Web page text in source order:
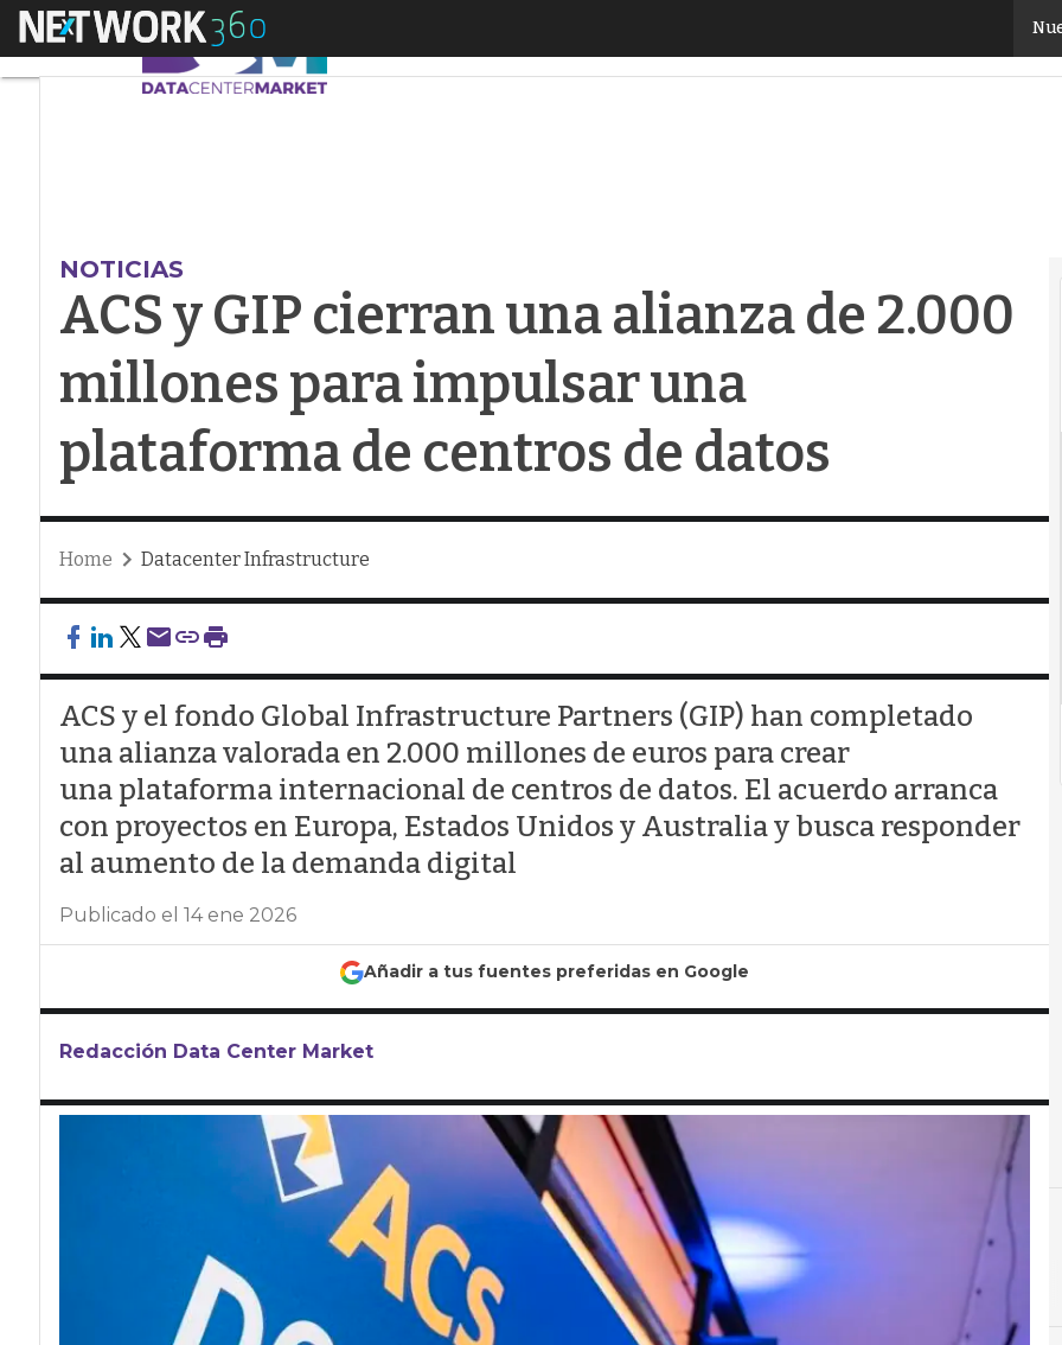
Menú ACS y GIP cierran una alianza de 2.000 millones para impulsar una
NOTICIAS
ACS y GIP cierran una alianza de 2.000
millones para impulsar una
plataforma de centros de datos
Home Datacenter Infrastructure
ACS y el fondo Global Infrastructure Partners (GIP) han completado
una alianza valorada en 2.000 millones de euros para crear
una plataforma internacional de centros de datos. El acuerdo arranca
con proyectos en Europa, Estados Unidos y Australia y busca responder
al aumento de la demanda digital
Publicado el 14 ene 2026
Añadir a tus fuentes preferidas en Google
Redacción Data Center Market
Aplicaciones